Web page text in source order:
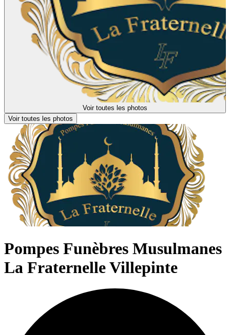
Voir toutes les photos
Voir toutes les photos
Pompes Funèbres Musulmanes
La Fraternelle Villepinte